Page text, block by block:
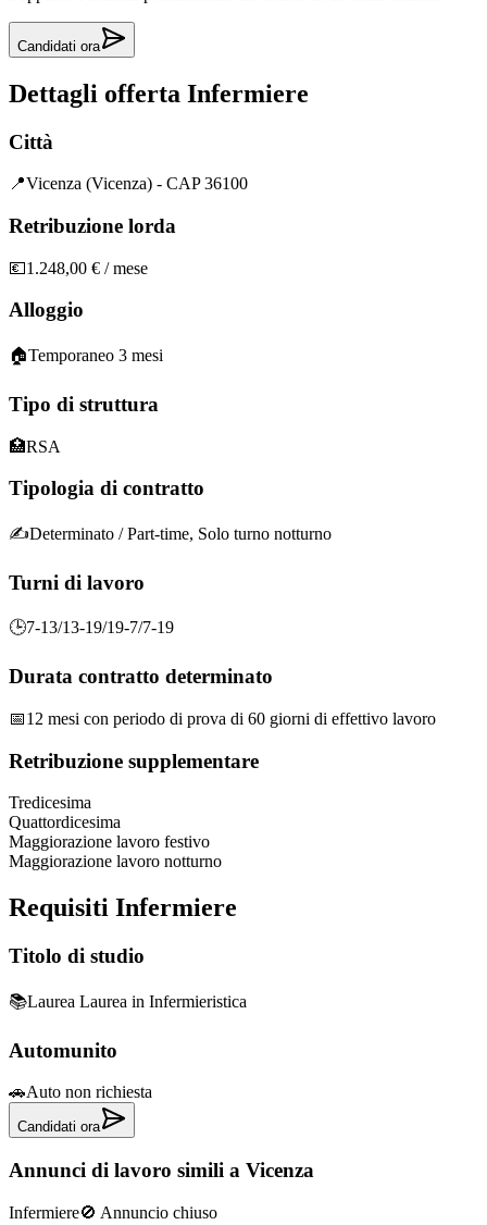
Candidati ora
Dettagli offerta Infermiere
Città
📍Vicenza (Vicenza) - CAP 36100
Retribuzione lorda
💶1.248,00 € / mese
Alloggio
🏠Temporaneo 3 mesi
Tipo di struttura
🏥RSA
Tipologia di contratto
✍️Determinato / Part-time, Solo turno notturno
Turni di lavoro
🕒7-13/13-19/19-7/7-19
Durata contratto determinato
📅12 mesi con periodo di prova di 60 giorni di effettivo lavoro
Retribuzione supplementare
Tredicesima
Quattordicesima
Maggiorazione lavoro festivo
Maggiorazione lavoro notturno
Requisiti Infermiere
Titolo di studio
📚Laurea Laurea in Infermieristica
Automunito
🚗Auto non richiesta
Candidati ora
Annunci di lavoro simili a Vicenza
Infermiere🚫 Annuncio chiuso